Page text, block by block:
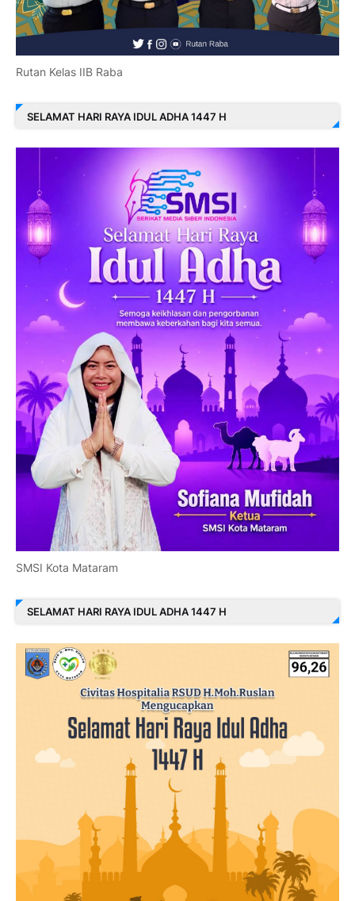
Rutan Kelas IIB Raba
SELAMAT HARI RAYA IDUL ADHA 1447 H
SMSI Kota Mataram
SELAMAT HARI RAYA IDUL ADHA 1447 H